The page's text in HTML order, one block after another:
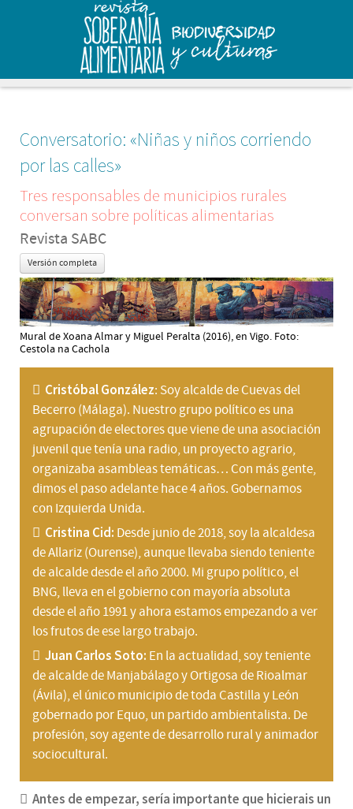
Conversatorio: «Niñas y niños corriendo
por las calles»
Tres responsables de municipios rurales
conversan sobre políticas alimentarias
Revista SABC
Versión completa
Mural de Xoana Almar y Miguel Peralta (2016), en Vigo. Foto:
Cestola na Cachola
Cristóbal González: Soy alcalde de Cuevas del
Becerro (Málaga). Nuestro grupo político es una
agrupación de electores que viene de una asociación
juvenil que tenía una radio, un proyecto agrario,
organizaba asambleas temáticas… Con más gente,
dimos el paso adelante hace 4 años. Gobernamos
con Izquierda Unida.
Cristina Cid: Desde junio de 2018, soy la alcaldesa
de Allariz (Ourense), aunque llevaba siendo teniente
de alcalde desde el año 2000. Mi grupo político, el
BNG, lleva en el gobierno con mayoría absoluta
desde el año 1991 y ahora estamos empezando a ver
los frutos de ese largo trabajo.
Juan Carlos Soto: En la actualidad, soy teniente
de alcalde de Manjabálago y Ortigosa de Rioalmar
(Ávila), el único municipio de toda Castilla y León
gobernado por Equo, un partido ambientalista. De
profesión, soy agente de desarrollo rural y animador
sociocultural.
Antes de empezar, sería importante que hicierais un